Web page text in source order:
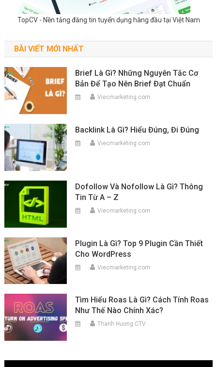
TopCV - Nền tảng đăng tin tuyển dụng hàng đầu tại Việt Nam
BÀI VIẾT MỚI NHẤT
Brief Là Gì? Những Nguyên Tắc Cơ
Bản Để Tạo Nên Brief Đạt Chuẩn
Viecmarketing.com
Backlink Là Gì? Hiểu Đúng, Đi Đúng
Viecmarketing.com
Dofollow Và Nofollow Là Gì? Thông
Tin Từ A – Z
Viecmarketing.com
Plugin Là Gì? Top 9 Plugin Cần Thiết
Cho WordPress
Viecmarketing.com
Tìm Hiểu Roas Là Gì? Cách Tính Roas
Như Thế Nào Chính Xác?
Thanh Hương CTV